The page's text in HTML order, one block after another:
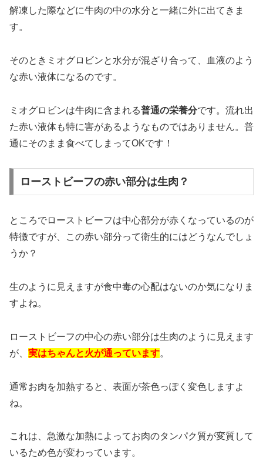
解凍した際などに牛肉の中の水分と一緒に外に出てきま
す。
そのときミオグロビンと水分が混ざり合って、血液のよう
な赤い液体になるのです。
ミオグロビンは牛肉に含まれる普通の栄養分です。流れ出
た赤い液体も特に害があるようなものではありません。普
通にそのまま食べてしまってOKです！
ローストビーフの赤い部分は生肉？
ところでローストビーフは中心部分が赤くなっているのが
特徴ですが、この赤い部分って衛生的にはどうなんでしょ
うか？
生のように見えますが食中毒の心配はないのか気になりま
すよね。
ローストビーフの中心の赤い部分は生肉のように見えます
が、 実はちゃんと火が通っています。
通常お肉を加熱すると、表面が茶色っぽく変色しますよ
ね。
これは、急激な加熱によってお肉のタンパク質が変質して
いるため色が変わっています。